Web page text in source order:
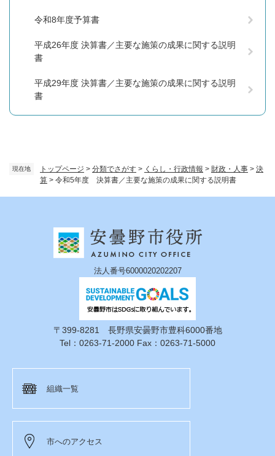
現在地 トップページ > 分類でさがす > くらし・行政情報 > 財政・人事 > 決
算 > 令和5年度 決算書／主要な施策の成果に関する説明書
令和8年度予算書
平成26年度 決算書／主要な施策の成果に関する説明
書
平成29年度 決算書／主要な施策の成果に関する説明
書
法人番号6000020202207
〒399-8281 長野県安曇野市豊科6000番地
Tel：0263-71-2000 Fax：0263-71-5000
組織一覧
市へのアクセス